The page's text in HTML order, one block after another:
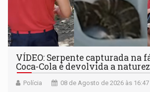
VÍDEO: Serpente capturada na
Coca-Cola é devolvida a
Polícia 08 de Agosto de 2026 às 16:47